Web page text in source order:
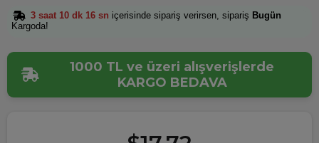
3 saat 10 dk 15 sn içerisinde sipariş verirsen, sipariş Bugün
Kargoda!
1000 TL ve üzeri alışverişlerde
KARGO BEDAVA